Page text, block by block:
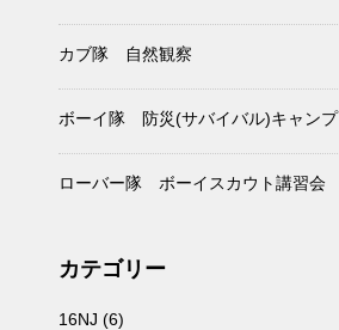
カブ隊 自然観察
ボーイ隊 防災(サバイバル)キャンプ
ローバー隊 ボーイスカウト講習会
カテゴリー
16NJ (6)